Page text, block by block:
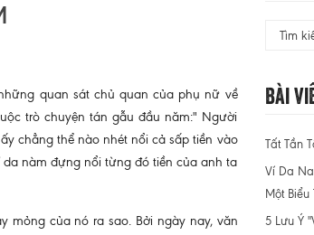
quan sát chủ quan của phụ nữ về
trò chuyện tán gẫu đầu năm:" Người
chẳng thể nào nhét nổi cả sấp tiền vào
nàm đựng nổi từng đó tiền của anh ta
của nó ra sao. Bởi ngày nay, văn
Bài
Tất Tần
Ví Da
Một Biểu
5 Lưu Ý